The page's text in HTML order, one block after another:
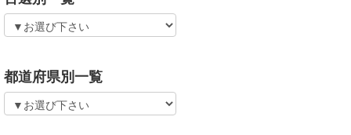
都道府県別一覧